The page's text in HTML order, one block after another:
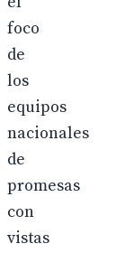
foco
de
los
equipos
nacionales
de
promesas
con
vistas